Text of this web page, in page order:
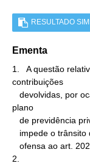
RESULTADO
Ementa
1.   A questão
contribuições
plano
2.